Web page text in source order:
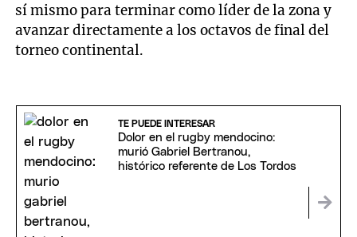
sí mismo para terminar como líder de la zona y
avanzar directamente a los octavos de final del
torneo continental.
TE PUEDE INTERESAR
Dolor en el rugby mendocino:
murió Gabriel Bertranou,
histórico referente de Los Tordos